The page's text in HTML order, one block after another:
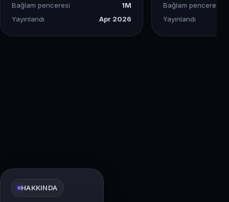
Bağlam penceresi
1M
Yayınlandı
Apr 2026
Bağlam penceresi
Yayınlandı
HAKKINDA